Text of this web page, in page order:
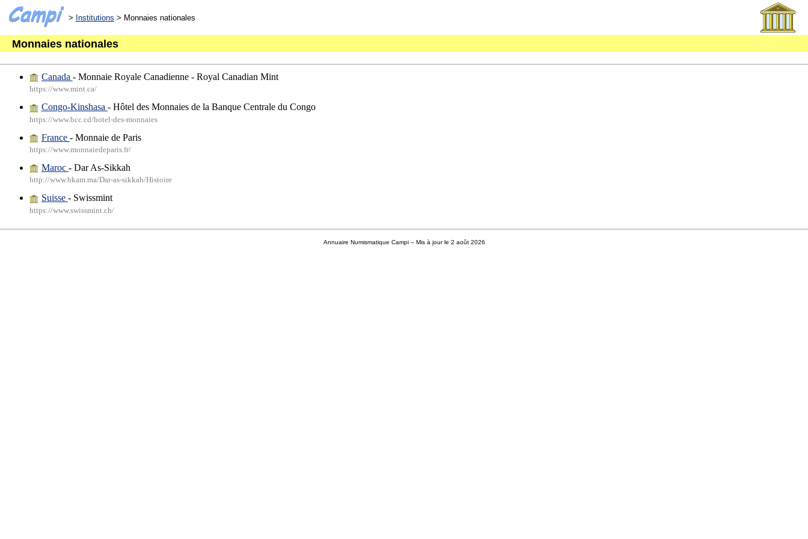
> Institutions > Monnaies nationales
Monnaies nationales
Canada - Monnaie Royale Canadienne - Royal Canadian Mint
https://www.mint.ca/
Congo-Kinshasa - Hôtel des Monnaies de la Banque Centrale du Congo
https://www.bcc.cd/hotel-des-monnaies
France - Monnaie de Paris
https://www.monnaiedeparis.fr/
Maroc - Dar As-Sikkah
http://www.bkam.ma/Dar-as-sikkah/Histoire
Suisse - Swissmint
https://www.swissmint.ch/
Annuaire Numismatique Campi– Mis à jour le 2 août 2026